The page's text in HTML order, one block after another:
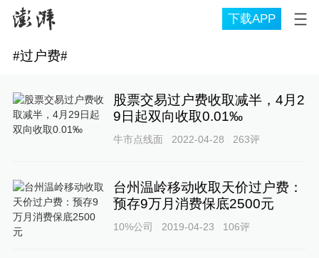
下载APP
#过户费#
股票交易过户费收取减半，4月2
9日起双向收取0.01‰
牛市点线面 2022-04-28 263评
台州温岭移动收取天价过户费：
预存9万月消费保底2500元
10%公司 2019-04-23 106评